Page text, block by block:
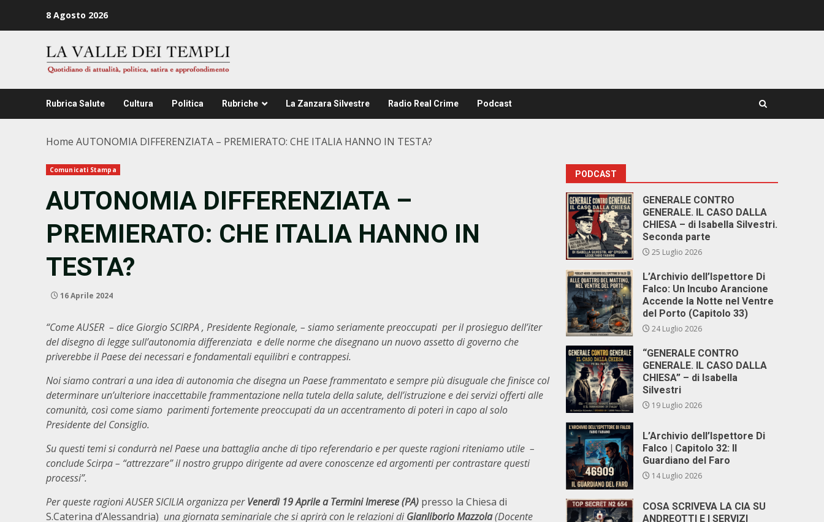
8 Agosto 2026
Rubrica Salute Cultura Politica Rubriche La Zanzara Silvestre Radio Real Crime Podcast
Home AUTONOMIA DIFFERENZIATA – PREMIERATO: CHE ITALIA HANNO IN TESTA?
Comunicati Stampa
AUTONOMIA DIFFERENZIATA –
PREMIERATO: CHE ITALIA HANNO IN
TESTA?
16 Aprile 2024
“Come AUSER – dice Giorgio SCIRPA , Presidente Regionale, – siamo seriamente preoccupati per il prosieguo dell’iter
del disegno di legge sull’autonomia differenziata e delle norme che disegnano un nuovo assetto di governo che
priverebbe il Paese dei necessari e fondamentali equilibri e contrappesi.
Noi siamo contrari a una idea di autonomia che disegna un Paese frammentato e sempre più disuguale che finisce col
determinare un’ulteriore inaccettabile frammentazione nella tutela della salute, dell’istruzione e dei servizi offerti alle
comunità, così come siamo parimenti fortemente preoccupati da un accentramento di poteri in capo al solo
Presidente del Consiglio.
Su questi temi si condurrà nel Paese una battaglia anche di tipo referendario e per queste ragioni riteniamo utile –
conclude Scirpa – “attrezzare” il nostro gruppo dirigente ad avere conoscenze ed argomenti per contrastare questi
processi”.
Per queste ragioni AUSER SICILIA organizza perVenerdì 19 Aprile a Termini Imerese (PA) presso la Chiesa di
S.Caterina d’Alessandria) una giornata seminariale che si aprirà con le relazioni di Gianliborio Mazzola(Docente
PODCAST
GENERALE CONTRO
GENERALE. IL CASO DALLA
CHIESA – di Isabella Silvestri.
Seconda parte
25 Luglio 2026
L’Archivio dell’Ispettore Di
Falco: Un Incubo Arancione
Accende la Notte nel Ventre
del Porto (Capitolo 33)
24 Luglio 2026
“GENERALE CONTRO
GENERALE. IL CASO DALLA
CHIESA” – di Isabella
Silvestri
19 Luglio 2026
L’Archivio dell’Ispettore Di
Falco | Capitolo 32: Il
Guardiano del Faro
14 Luglio 2026
COSA SCRIVEVA LA CIA SU
ANDREOTTI E I SERVIZI